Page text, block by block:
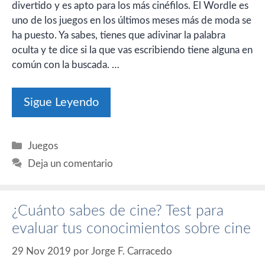
divertido y es apto para los más cinéfilos. El Wordle es
uno de los juegos en los últimos meses más de moda se
ha puesto. Ya sabes, tienes que adivinar la palabra
oculta y te dice si la que vas escribiendo tiene alguna en
común con la buscada. …
Sigue Leyendo
Categorías
Juegos
Deja un comentario
¿Cuánto sabes de cine? Test para
evaluar tus conocimientos sobre cine
29 Nov 2019 por Jorge F. Carracedo